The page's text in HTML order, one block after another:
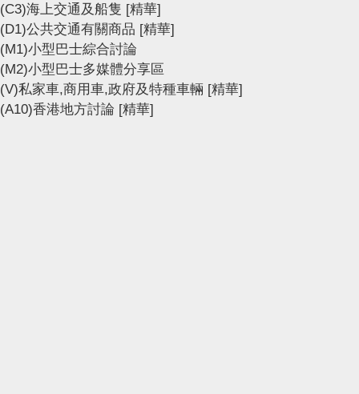
(C3)海上交通及船隻 [精華]
(D1)公共交通有關商品 [精華]
(M1)小型巴士綜合討論
(M2)小型巴士多媒體分享區
(V)私家車,商用車,政府及特種車輛 [精華]
(A10)香港地方討論 [精華]